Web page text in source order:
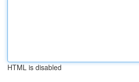
HTML is disabled